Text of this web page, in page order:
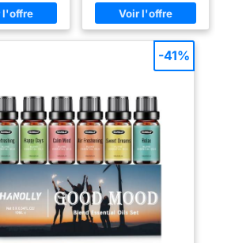
En cas de
veuillez nous
dès que
Merci!
et naturelle
essentielle
Variété
et
- L'huile
d'orange peut
pour
les
les soins de
des huiles de
produits de
ou ajoutée
pour créer
rendez-vous galant ou
d'une situation sociale,
jasmin peut vous rendre
plus séduisant. Le Pouvoir
de la Nature : Un pur
des extraits de fleurs, de
feuilles et d'autres
plantes. Chaque goutte est
imprégnée de la force
vitale de la plante, vous
apportant un arôme naturel
revigorant. Chaque
bouteille d'huile de jasmin
est présentée dans un
flacon en verre ambré, qui
sert de manteau protecteur
pour le parfum, le
conservant pendant
-41%